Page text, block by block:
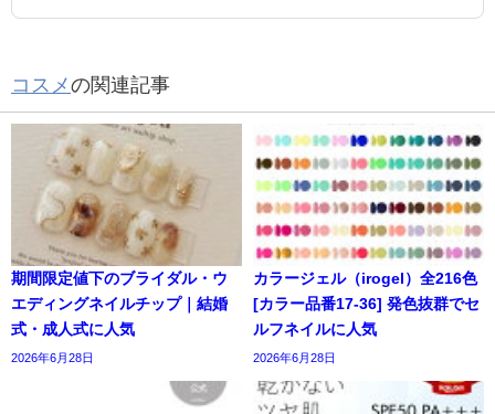
コスメの関連記事
期間限定値下のブライダル・ウ
エディングネイルチップ｜結婚
式・成人式に人気
2026年6月28日
カラージェル（irogel）全216色
[カラー品番17-36] 発色抜群でセ
ルフネイルに人気
2026年6月28日